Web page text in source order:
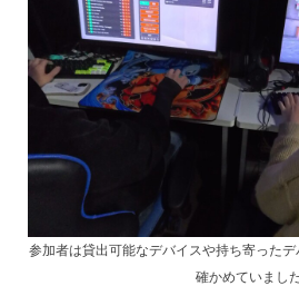
参加者は貸出可能なデバイスや持ち寄った
確かめていまし